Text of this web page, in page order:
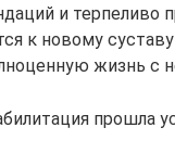
и терпеливо
к новому
жизнь с
прошла